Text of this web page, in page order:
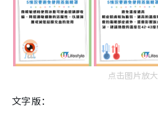
点击图片放大
文字版：